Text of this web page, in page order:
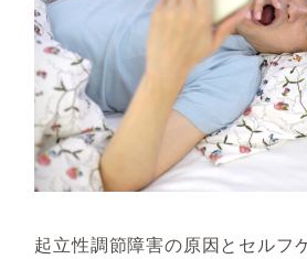
起立性調節障害の原因とセルフ